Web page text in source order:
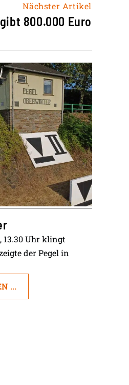
Nächster Artikel
800.000 Euro
13.30 Uhr klingt
der Pegel in
...